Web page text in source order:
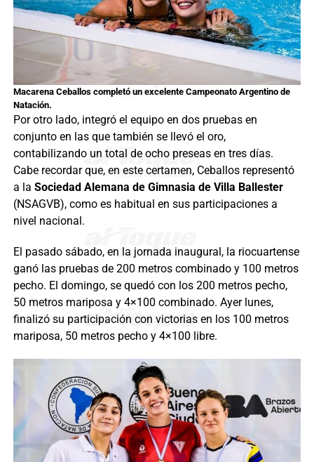
Macarena Ceballos completó un excelente Campeonato Argentino de
Natación.
Por otro lado, integró el equipo en dos pruebas en
conjunto en las que también se llevó el oro,
contabilizando un total de ocho preseas en tres días.
Cabe recordar que, en este certamen, Ceballos representó
a la Sociedad Alemana de Gimnasia de Villa Ballester
(NSAGVB), como es habitual en sus participaciones a
nivel nacional.
El pasado sábado, en la jornada inaugural, la riocuartense
ganó las pruebas de 200 metros combinado y 100 metros
pecho. El domingo, se quedó con los 200 metros pecho,
50 metros mariposa y 4×100 combinado. Ayer lunes,
finalizó su participación con victorias en los 100 metros
mariposa, 50 metros pecho y 4×100 libre.